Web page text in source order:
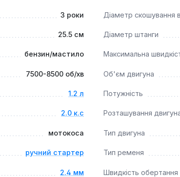
3 роки Діаметр скошування
25.5 см Діаметр штанги
бензин/мастило Максимальна
7500-8500 об/хв Об'єм двигуна
1.2 л Потужність
2.0 к.с Розташування
мотокоса Тип двигуна
ручний стартер Тип ременя
2.4 мм Швидкість